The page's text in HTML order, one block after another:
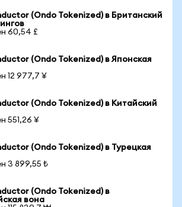
(Ondo Tokenized) в Британский
60,54 £
(Ondo Tokenized) в Японская
12 977,7 ¥
(Ondo Tokenized) в Китайский
551,26 ¥
(Ondo Tokenized) в Турецкая
3 899,55 ₺
(Ondo Tokenized) в
вона